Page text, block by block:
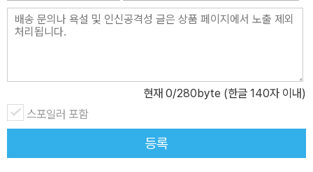
현재 0/280byte (한글 140자 이내)
스포일러 포함
등록